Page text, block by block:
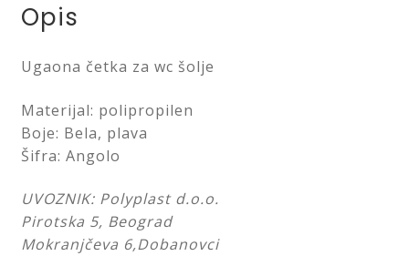
Opis
Ugaona četka za wc šolje
Materijal: polipropilen
Boje: Bela, plava
Šifra: Angolo
UVOZNIK: Polyplast d.o.o.
Pirotska 5, Beograd
Mokranjčeva 6,Dobanovci